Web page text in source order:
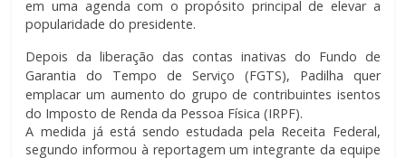
em uma agenda com o propósito principal de elevar a
popularidade do presidente.
Depois da liberação das contas inativas do Fundo de
Garantia do Tempo de Serviço (FGTS), Padilha quer
emplacar um aumento do grupo de contribuintes isentos
do Imposto de Renda da Pessoa Física (IRPF).
A medida já está sendo estudada pela Receita Federal,
segundo informou à reportagem um integrante da equipe